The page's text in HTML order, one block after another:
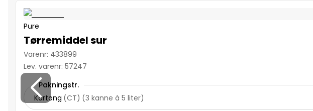
Pure
Tørremiddel sur
Varenr: 433899
Lev. varenr: 57247
Pakningstr.
Kartong (CT) (3 kanne á 5 liter)